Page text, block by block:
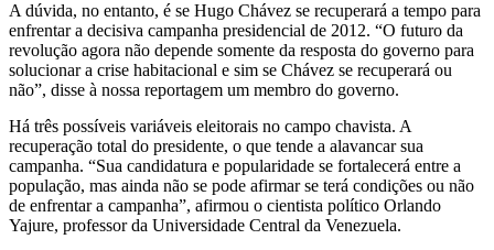
A dúvida, no entanto, é se Hugo Chávez se recuperará a tempo para
enfrentar a decisiva campanha presidencial de 2012. “O futuro da
revolução agora não depende somente da resposta do governo para
solucionar a crise habitacional e sim se Chávez se recuperará ou
não”, disse à nossa reportagem um membro do governo.
Há três possíveis variáveis eleitorais no campo chavista. A
recuperação total do presidente, o que tende a alavancar sua
campanha. “Sua candidatura e popularidade se fortalecerá entre a
população, mas ainda não se pode afirmar se terá condições ou não
de enfrentar a campanha”, afirmou o cientista político Orlando
Yajure, professor da Universidade Central da Venezuela.